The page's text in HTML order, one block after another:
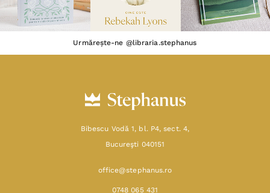
Urmărește-ne @libraria.stephanus
Bibescu Vodă 1, bl. P4, sect. 4,
Bucureşti 040151
office@stephanus.ro
0748 065 431